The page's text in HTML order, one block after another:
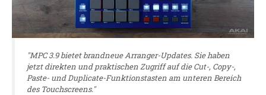
"MPC 3.9 bietet brandneue Arranger-Updates. Sie haben
jetzt direkten und praktischen Zugriff auf die Cut-, Copy-,
Paste- und Duplicate-Funktionstasten am unteren Bereich
des Touchscreens."